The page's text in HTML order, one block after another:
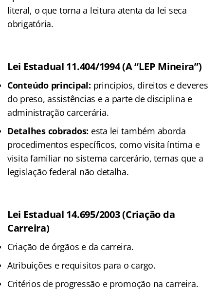
literal, o que torna a leitura atenta da lei seca
obrigatória.
Lei Estadual 11.404/1994 (A “LEP Mineira”)
Conteúdo principal: princípios, direitos e deveres
do preso, assistências e a parte de disciplina e
administração carcerária.
Detalhes cobrados: esta lei também aborda
procedimentos específicos, como visita íntima e
visita familiar no sistema carcerário, temas que a
legislação federal não detalha.
Lei Estadual 14.695/2003 (Criação da
Carreira)
Criação de órgãos e da carreira.
Atribuições e requisitos para o cargo.
Critérios de progressão e promoção na carreira.